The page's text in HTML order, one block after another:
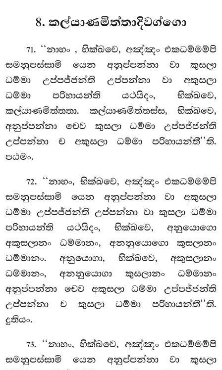
8. කල්යාණමිත්තාදිවග්ගො
71. ‘‘නාහං, භික්ඛවෙ, අඤ්ඤං එකධම්මම්පි
සමනුපස්සාමි යෙන අනුප්පන්නා වා කුසලා
ධම්මා උප්පජ්ජන්ති උප්පන්නා වා අකුසලා
ධම්මා පරිහායන්ති යථයිදං, භික්ඛවෙ,
කල්යාණමිත්තතා. කල්යාණමිත්තස්ස, භික්ඛවෙ,
අනුප්පන්නා චෙව කුසලා ධම්මා උප්පජ්ජන්ති
උප්පන්නා ච අකුසලා ධම්මා පරිහායන්තී’’ති.
පඨමං.
72. ‘‘නාහං, භික්ඛවෙ, අඤ්ඤං එකධම්මම්පි
සමනුපස්සාමි යෙන අනුප්පන්නා වා අකුසලා
ධම්මා උප්පජ්ජන්ති උප්පන්නා වා කුසලා ධම්මා
පරිහායන්ති යථයිදං, භික්ඛවෙ, අනුයොගො
අකුසලානං ධම්මානං, අනනුයොගො කුසලානං
ධම්මානං. අනුයොගා, භික්ඛවෙ, අකුසලානං
ධම්මානං, අනනුයොගා කුසලානං ධම්මානං
අනුප්පන්නා චෙව අකුසලා ධම්මා උප්පජ්ජන්ති
උප්පන්නා ච කුසලා ධම්මා පරිහායන්තී’’ති.
දුතියං.
73. ‘‘නාහං, භික්ඛවෙ, අඤ්ඤං එකධම්මම්පි
සමනුපස්සාමි යෙන අනුප්පන්නා වා කුසලා